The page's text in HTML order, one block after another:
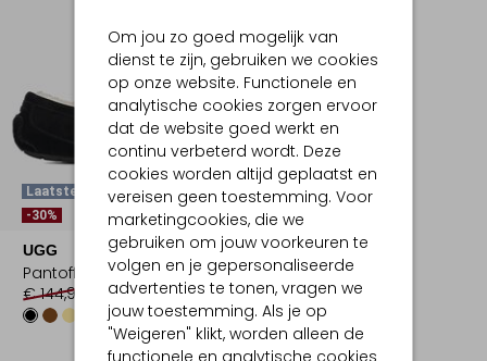
Om jou zo goed mogelijk van
dienst te zijn, gebruiken we cookies
op onze website. Functionele en
analytische cookies zorgen ervoor
dat de website goed werkt en
continu verbeterd wordt. Deze
cookies worden altijd geplaatst en
vereisen geen toestemming. Voor
marketingcookies, die we
gebruiken om jouw voorkeuren te
volgen en je gepersonaliseerde
advertenties te tonen, vragen we
jouw toestemming. Als je op
"Weigeren" klikt, worden alleen de
functionele en analytische cookies
Laatste Maten
-30%
UGG
Pantoffels
€ 144,95
€ 100,99